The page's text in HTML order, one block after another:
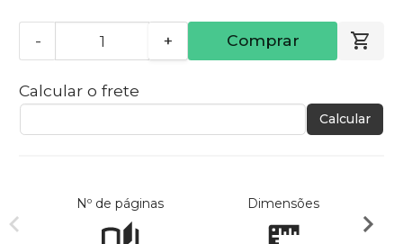
- + Comprar
Calcular o frete
Calcular
Nº de páginas Dimensões